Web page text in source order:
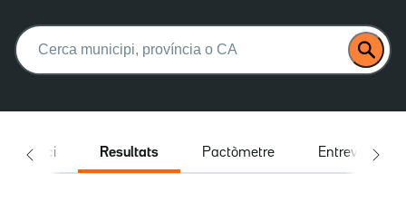
Buscar:
Inici Resultats Pactòmetre Entrevistes